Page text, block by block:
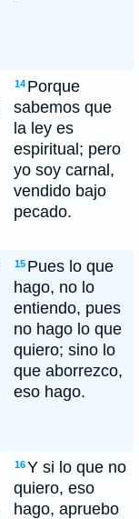
14 Porque
sabemos que
la ley es
espiritual; pero
yo soy carnal,
vendido bajo
pecado.
15 Pues lo que
hago, no lo
entiendo, pues
no hago lo que
quiero; sino lo
que aborrezco,
eso hago.
16Y si lo que no
quiero, eso
hago, apruebo